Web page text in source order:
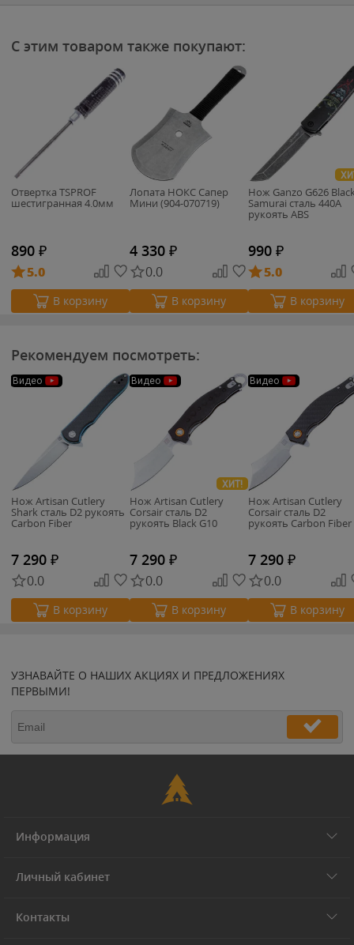
С этим товаром также покупают:
Отвертка TSPROF
шестигранная 4.0мм
890 ₽
5.0
В корзину
Лопата НОКС Сапер
Мини (904-070719)
4 330 ₽
0.0
В корзину
Нож Ganzo G626
Samurai cталь 440A
рукоять ABS
990 ₽
5.0
В корзину
Рекомендуем посмотреть:
Видео
Нож Artisan Cutlery
Shark сталь D2 рукоять
Carbon Fiber
7 290 ₽
0.0
В корзину
Видео
ХИТ!
Нож Artisan Cutlery
Corsair сталь D2
рукоять Black G10
7 290 ₽
0.0
В корзину
Видео
Нож Artisan Cutlery
Corsair сталь D2
рукоять Carbon Fiber
7 290 ₽
0.0
В корзину
УЗНАВАЙТЕ О НАШИХ АКЦИЯХ И ПРЕДЛОЖЕНИЯХ
ПЕРВЫМИ!
Информация
Личный кабинет
Контакты